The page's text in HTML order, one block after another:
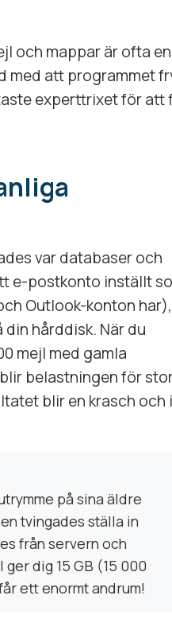
och mappar är ofta
att programmet
experttrixet för
var databaser och
e-postkonto inställt
Outlook-konton har),
hårddisk. När du
mejl med gamla
belastningen för
blir en krasch och i
på sina äldre
tvingades ställa in
från servern och
dig 15 GB (15 000
ett enormt andrum!